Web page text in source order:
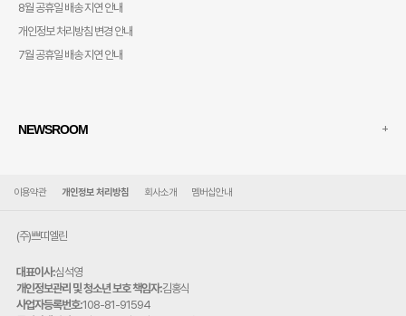
8월 공휴일 배송 지연 안내
개인정보 처리방침 변경 안내
7월 공휴일 배송 지연 안내
NEWSROOM +
이용약관 개인정보 처리방침 회사소개 멤버십안내
(주)쁘띠엘린
대표이사:심석영
개인정보관리 및 청소년 보호 책임자:김홍식
사업자등록번호:108-81-91594